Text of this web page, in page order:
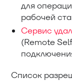
для
рабочей
Сервис
(Remote
Список